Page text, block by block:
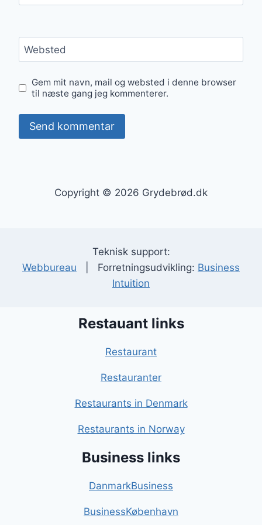
Websted
Gem mit navn, mail og websted i denne browser
til næste gang jeg kommenterer.
Copyright © 2026 Grydebrød.dk
Teknisk support:
Webbureau | Forretningsudvikling: Business
Intuition
Restauant links
Restaurant
Restauranter
Restaurants in Denmark
Restaurants in Norway
Business links
DanmarkBusiness
BusinessKøbenhavn